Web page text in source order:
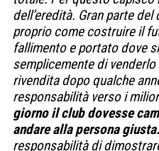
dell’eredità. Gran parte
proprio come costruire il
fallimento e portato dove
semplicemente di
rivendita dopo qualche
responsabilità verso i
giorno il club dovesse
andare alla persona giusta.
responsabilità di